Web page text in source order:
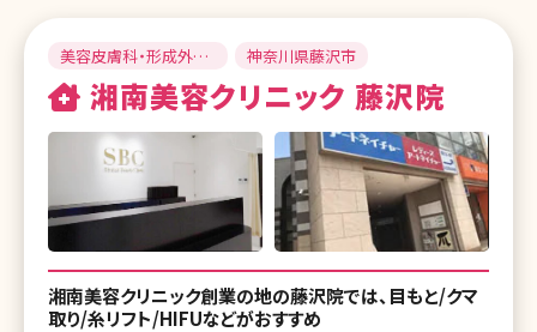
美容皮膚科・形成外
科・美容外科
神奈川県藤沢市
湘南美容クリニック 藤沢院
湘南美容クリニック創業の地の藤沢院では、目もと/クマ
取り/糸リフト/HIFUなどがおすすめ